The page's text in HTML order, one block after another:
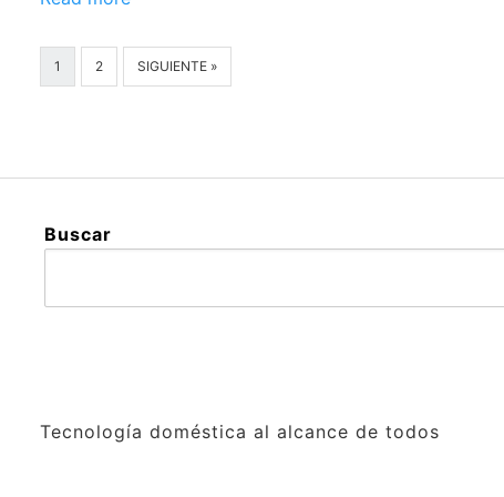
1 2 SIGUIENTE »
Buscar
Tecnología doméstica al alcance de todos